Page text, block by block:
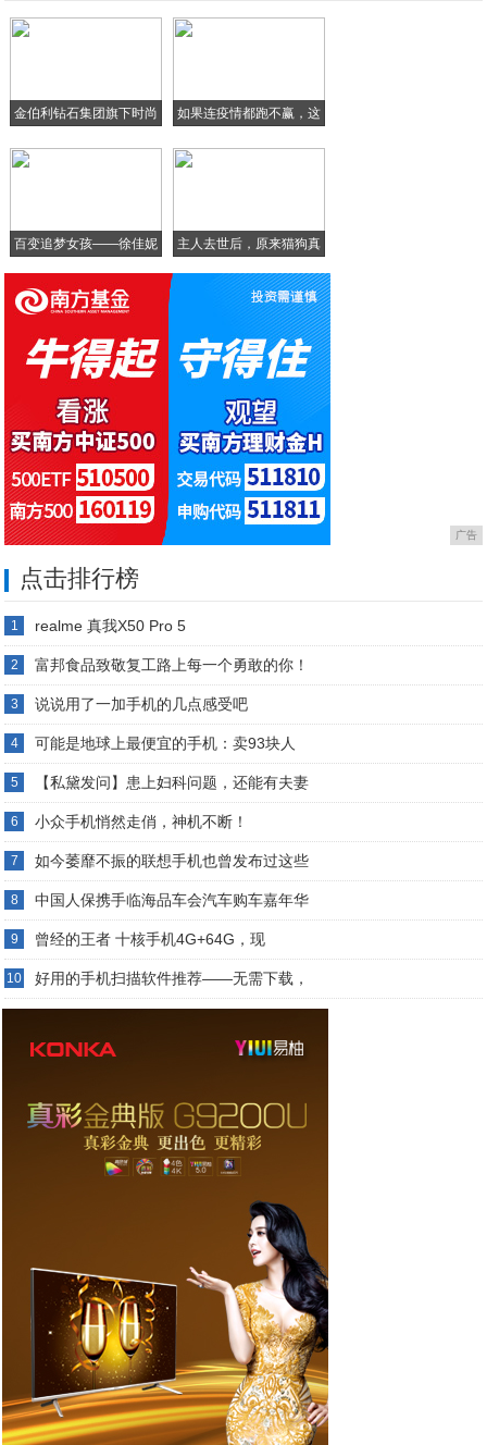
对MLCC产业来说，5G也是中长期需求所
金伯利钻石集团旗下时尚
如果连疫情都跑不赢，这
百变追梦女孩——徐佳妮
主人去世后，原来猫狗真
广告
点击排行榜
1 realme 真我X50 Pro 5
2 富邦食品致敬复工路上每一个勇敢的你！
3 说说用了一加手机的几点感受吧
4 可能是地球上最便宜的手机：卖93块人
5 【私黛发问】患上妇科问题，还能有夫妻
6 小众手机悄然走俏，神机不断！
7 如今萎靡不振的联想手机也曾发布过这些
8 中国人保携手临海品车会汽车购车嘉年华
9 曾经的王者 十核手机4G+64G，现
10 好用的手机扫描软件推荐——无需下载，